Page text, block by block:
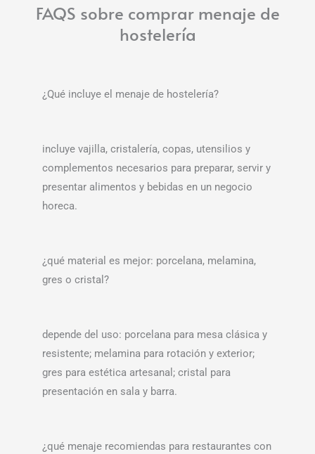
FAQS sobre comprar menaje de
hostelería
¿Qué incluye el menaje de hostelería?
incluye vajilla, cristalería, copas, utensilios y
complementos necesarios para preparar, servir y
presentar alimentos y bebidas en un negocio
horeca.
¿qué material es mejor: porcelana, melamina,
gres o cristal?
depende del uso: porcelana para mesa clásica y
resistente; melamina para rotación y exterior;
gres para estética artesanal; cristal para
presentación en sala y barra.
¿qué menaje recomiendas para restaurantes con